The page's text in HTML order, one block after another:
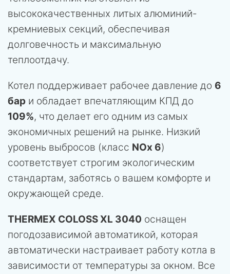
высококачественных литых алюминий-
кремниевых секций, обеспечивая
долговечность и максимальную
теплоотдачу.
Котел поддерживает рабочее давление до 6
бар и обладает впечатляющим КПД до
109%, что делает его одним из самых
экономичных решений на рынке. Низкий
уровень выбросов (класс NOx 6)
соответствует строгим экологическим
стандартам, заботясь о вашем комфорте и
окружающей среде.
THERMEX COLOSS XL 3040 оснащен
погодозависимой автоматикой, которая
автоматически настраивает работу котла в
зависимости от температуры за окном. Все